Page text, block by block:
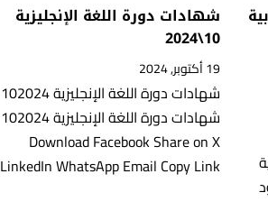
شهادات دورة اللغة الإنجليزية
10\2024
19 أكتوبر, 2024
شهادات دورة اللغة الإنجليزية 102024
شهادات دورة اللغة الإنجليزية 102024
Download Facebook Share on X
LinkedIn WhatsApp Email Copy Link